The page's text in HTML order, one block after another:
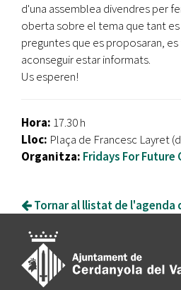
d'una assemblea divendres per
oberta sobre el tema que tant es
preguntes que es proposaran,
aconseguir estar informats.
Us esperen!
Hora: 17.30 h
Lloc: Plaça de Francesc Layret
Organitza: Fridays For Future
Tornar al llistat de